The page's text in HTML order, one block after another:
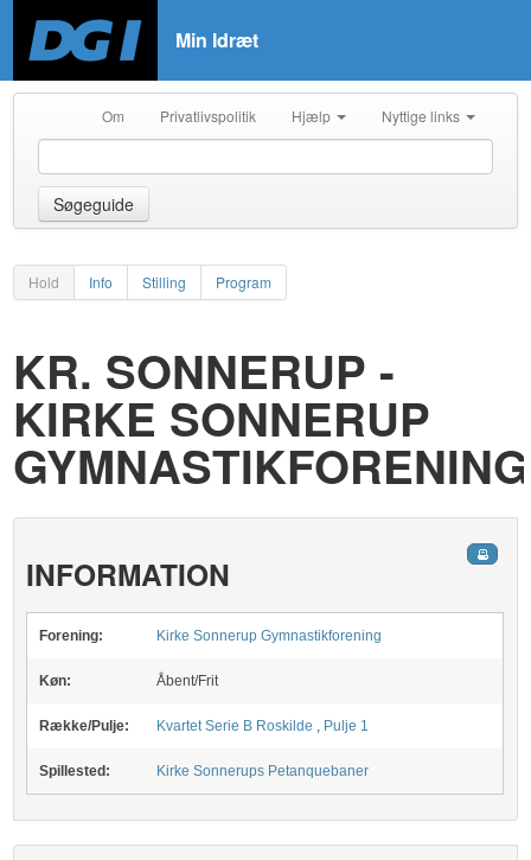
Min Idræt
Om Privatlivspolitik Hjælp Nyttige links
Søgeguide
Hold Info Stilling Program
KR. SONNERUP -
KIRKE SONNERUP
GYMNASTIKFORENING
INFORMATION
Forening: Kirke Sonnerup Gymnastikforening
Køn: Åbent/Frit
Række/Pulje: Kvartet Serie B Roskilde , Pulje 1
Spillested: Kirke Sonnerups Petanquebaner